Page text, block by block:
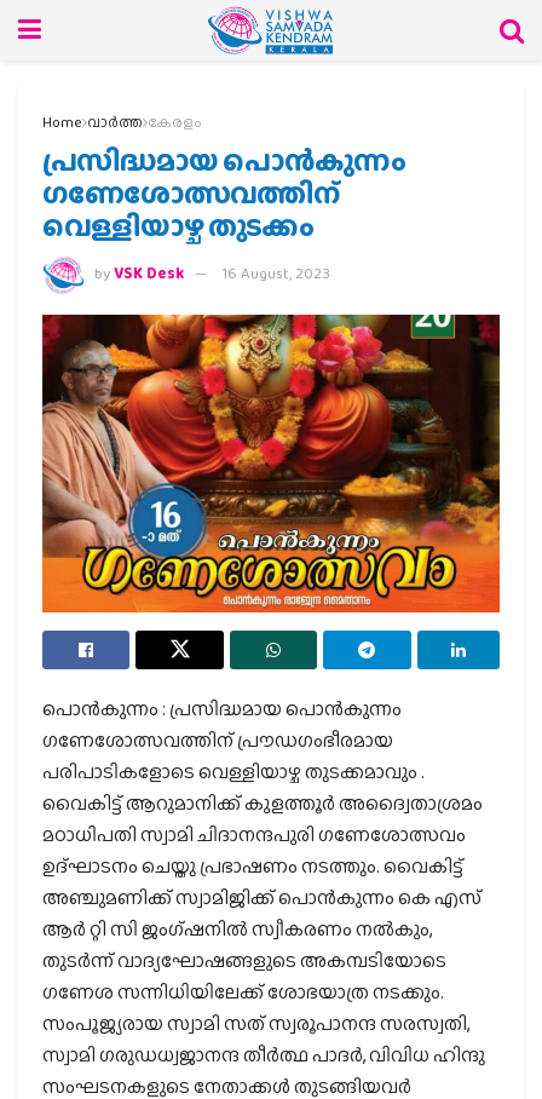
Home വാര്‍ത്ത കേരളം
പ്രസിദ്ധമായ പൊൻകുന്നം
ഗണേശോത്സവത്തിന്
വെള്ളിയാഴ്ച തുടക്കം
byVSK Desk 16 August, 2023
പൊൻകുന്നം : പ്രസിദ്ധമായ പൊൻകുന്നം
ഗണേശോത്സവത്തിന് പ്രൗഡഗംഭീരമായ
പരിപാടികളോടെ വെള്ളിയാഴ്ച തുടക്കമാവും .
വൈകിട്ട് ആറുമാനിക്ക് കുളത്തൂർ അദ്വൈതാശ്രമം
മഠാധിപതി സ്വാമി ചിദാനന്ദപുരി ഗണേശോത്സവം
ഉദ്ഘാടനം ചെയ്തു പ്രഭാഷണം നടത്തും. വൈകിട്ട്
അഞ്ചുമണിക്ക് സ്വാമിജിക്ക് പൊൻകുന്നം കെ എസ്
ആർ റ്റി സി ജംഗ്ഷനിൽ സ്വീകരണം നൽകും,
തുടർന്ന് വാദ്യഘോഷങ്ങളുടെ അകമ്പടിയോടെ
ഗണേശ സന്നിധിയിലേക്ക് ശോഭയാത്ര നടക്കും.
സംപൂജ്യരായ സ്വാമി സത് സ്വരൂപാനന്ദ സരസ്വതി,
സ്വാമി ഗരുഡധ്വജാനന്ദ തീർത്ഥ പാദർ, വിവിധ ഹിന്ദു
സംഘടനകളുടെ നേതാക്കൾ തുടങ്ങിയവർ